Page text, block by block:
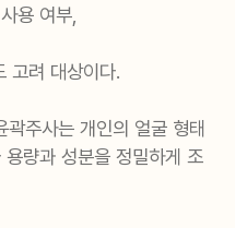
용 여부,
고려 대상이다.
주사는 개인의 얼굴 형태
량과 성분을 정밀하게 조